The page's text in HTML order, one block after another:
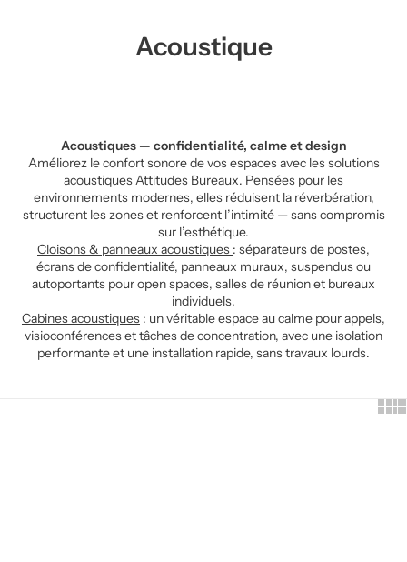
Acoustique
Acoustiques — confidentialité, calme et design
Améliorez le confort sonore de vos espaces avec les solutions
acoustiques Attitudes Bureaux. Pensées pour les
environnements modernes, elles réduisent la réverbération,
structurent les zones et renforcent l’intimité — sans compromis
sur l’esthétique.
Cloisons & panneaux acoustiques : séparateurs de postes,
écrans de confidentialité, panneaux muraux, suspendus ou
autoportants pour open spaces, salles de réunion et bureaux
individuels.
Cabines acoustiques : un véritable espace au calme pour appels,
visioconférences et tâches de concentration, avec une isolation
performante et une installation rapide, sans travaux lourds.